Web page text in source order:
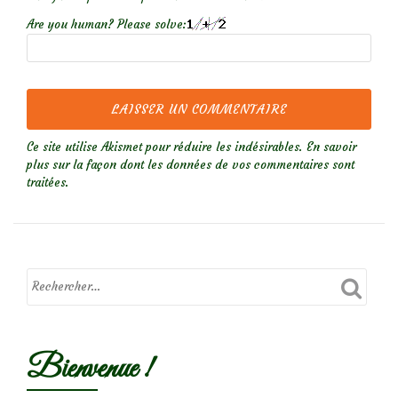
Are you human? Please solve:
Ce site utilise Akismet pour réduire les indésirables. En savoir
plus sur la façon dont les données de vos commentaires sont
traitées.
Bienvenue !